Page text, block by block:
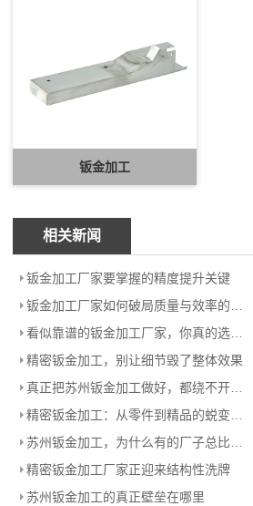
钣金加工
相关新闻
钣金加工厂家要掌握的精度提升关键
钣金加工厂家如何破局质量与效率的困局
看似靠谱的钣金加工厂家，你真的选对了吗？
精密钣金加工，别让细节毁了整体效果
真正把苏州钣金加工做好，都绕不开这件事
精密钣金加工：从零件到精品的蜕变之路
苏州钣金加工，为什么有的厂子总比别的强
精密钣金加工厂家正迎来结构性洗牌
苏州钣金加工的真正壁垒在哪里